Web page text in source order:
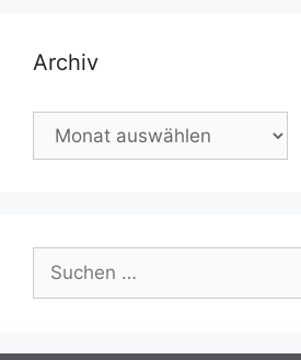
Archiv
Archiv
nach: